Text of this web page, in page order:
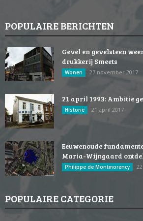
POPULAIRE BERICHTEN
Gevel en gevelsteen
drukkerij Smeets
Wonen 27 november 2017
21 april 1993: Ambitie
Historie 21 april 2017
Eeuwenoude
Maria-Wijngaard
Philippe de Montmorency
POPULAIRE CATEGORIE